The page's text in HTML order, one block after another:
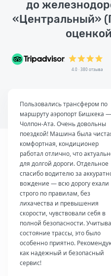
до
«Центральный»
4.0 · 380 отзыва
Пользовались трансфером по
маршруту аэропорт Бишкека —
Чолпон-Ата. Очень довольны
поездкой! Машина была
комфортная, кондиционер
работал отлично, что
для долгой дороги. Отдельное
спасибо водителю за
вождение — всю дорогу ехали
строго по правилам, без
лихачества и превышения
скорости, чувствовали себя в
полной безопасности.
состояние трассы, это было
особенно приятно.
как надежный и безопасный
сервис!